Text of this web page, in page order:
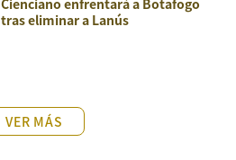
Cienciano enfrentará a Botafogo
tras eliminar a Lanús
VER MÁS